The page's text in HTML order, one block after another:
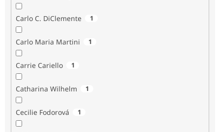
Carlo C. DiClemente 1
Carlo Maria Martini 1
Carrie Cariello 1
Catharina Wilhelm 1
Cecilie Fodorová 1